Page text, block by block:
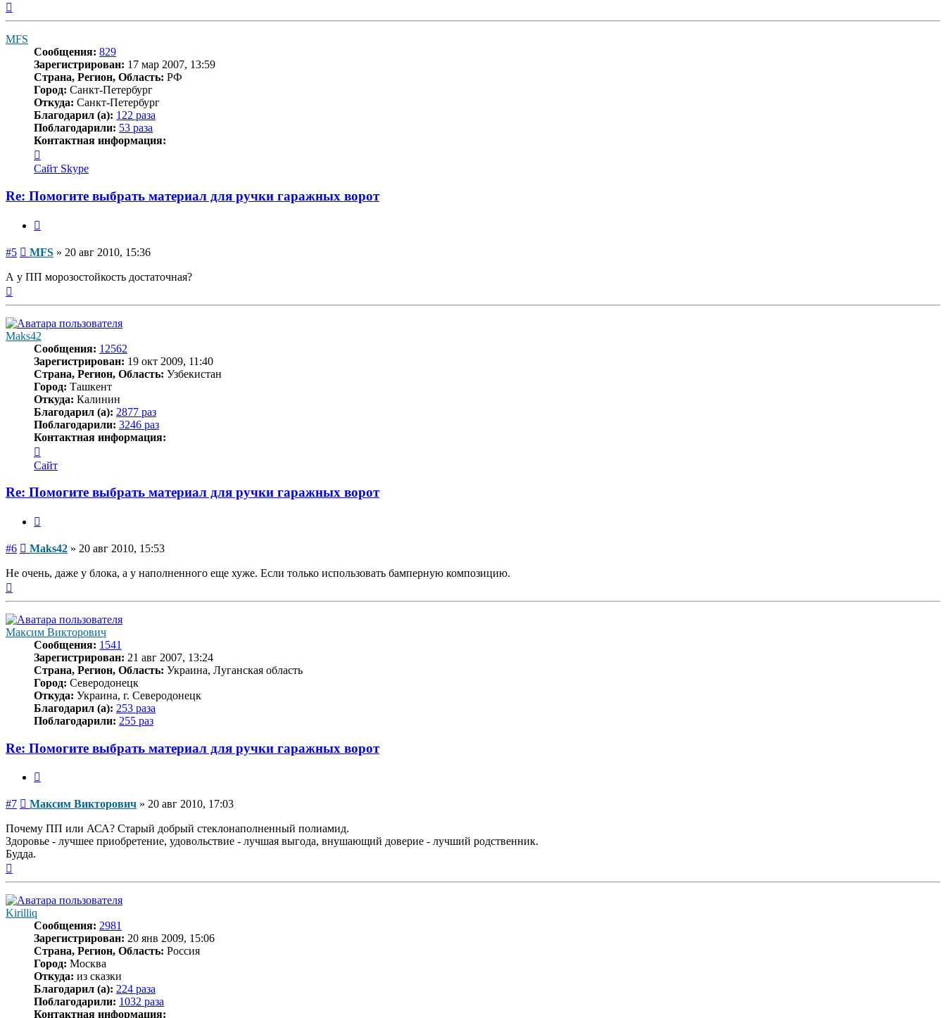
MFS
Сообщения: 829
Зарегистрирован: 17 мар 2007, 13:59
Страна, Регион, Область: РФ
Город: Санкт-Петербург
Откуда: Санкт-Петербург
Благодарил (а): 122 раза
Поблагодарили: 53 раза
Контактная информация:
информация
пользователя
Сайт Skype
Re: Помогите выбрать материал для ручки гаражных ворот
#5 Сообщение
MFS » 20 авг 2010, 15:36
А у ПП морозостойкость достаточная?
Maks42
Сообщения: 12562
Зарегистрирован: 19 окт 2009, 11:40
Страна, Регион, Область: Узбекистан
Город: Ташкент
Откуда: Калинин
Благодарил (а): 2877 раз
Поблагодарили: 3246 раз
Контактная информация:
информация
пользователя
Сайт
Re: Помогите выбрать материал для ручки гаражных ворот
#6 Сообщение
Maks42 » 20 авг 2010, 15:53
Не очень, даже у блока, а у наполненного еще хуже. Если только использовать бамперную композицию.
Максим Викторович
Сообщения: 1541
Зарегистрирован: 21 авг 2007, 13:24
Страна, Регион, Область: Украина, Луганская область
Город: Северодонецк
Откуда: Украина, г. Северодонецк
Благодарил (а): 253 раза
Поблагодарили: 255 раз
Re: Помогите выбрать материал для ручки гаражных ворот
#7 Сообщение
Максим Викторович » 20 авг 2010, 17:03
Почему ПП или АСА? Старый добрый стеклонаполненный полиамид.
Здоровье - лучшее приобретение, удовольствие - лучшая выгода, внушающий доверие - лучший родственник.
Будда.
к
началу
Kirilliq
Сообщения: 2981
Зарегистрирован: 20 янв 2009, 15:06
Страна, Регион, Область: Россия
Город: Москва
Откуда: из сказки
Благодарил (а): 224 раза
Поблагодарили: 1032 раза
Контактная информация: